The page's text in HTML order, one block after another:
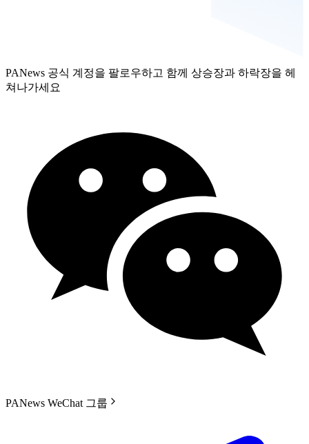
PANews 공식 계정을 팔로우하고 함께 상승장과 하락장을 헤
쳐나가세요
PANews WeChat 그룹